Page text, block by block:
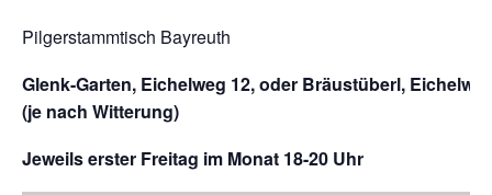
Pilgerstammtisch Bayreuth
Glenk-Garten, Eichelweg 12, oder Bräustüberl,
(je nach Witterung)
Jeweils erster Freitag im Monat 18-20 Uhr